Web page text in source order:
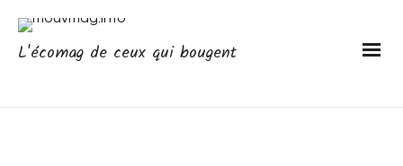
L'écomag de ceux qui bougent